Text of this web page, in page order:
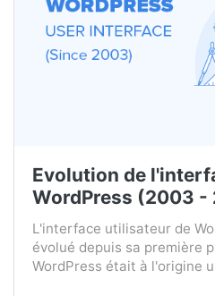
Evolution de
WordPress (2003 -
L'interface utilisateur de
évolué depuis sa première
WordPress était à l'origine